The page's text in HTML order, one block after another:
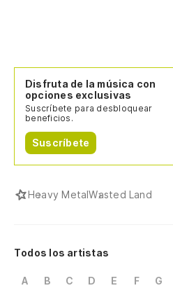
Disfruta de la música con
opciones exclusivas
Suscríbete para desbloquear
beneficios.
Suscríbete
Heavy MetalWasted Land
Todos los artistas
A B C D E F G